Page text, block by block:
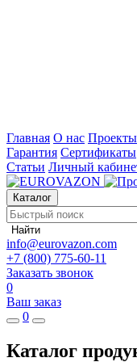
Главная О нас Проекты
Гарантия Сертификаты
Статьи Личный
Каталог
Найти
info@eurovazon.com
+7 (800) 775-60-11
Заказать звонок
0
Ваш заказ
0
Каталог